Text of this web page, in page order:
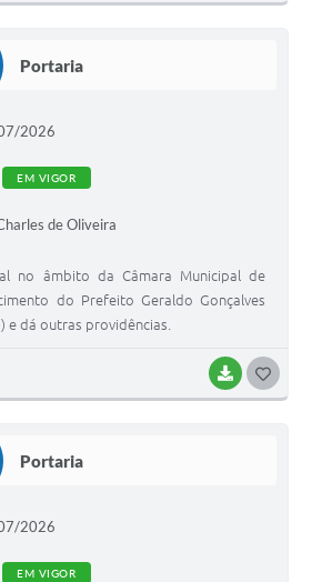
Portaria
BAIXAR
2026
EM VIGOR
de Oliveira
no âmbito da Câmara Municipal de
do Prefeito Geraldo Gonçalves
e dá outras providências.
Portaria
2026
EM VIGOR